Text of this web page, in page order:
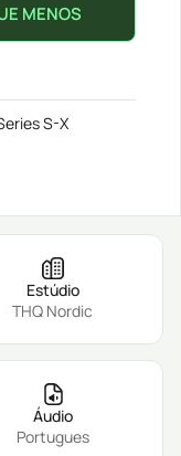
MENOS
S-X
Estúdio
THQ Nordic
Áudio
Portugues